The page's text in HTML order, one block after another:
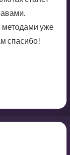
методами уже
спасибо!